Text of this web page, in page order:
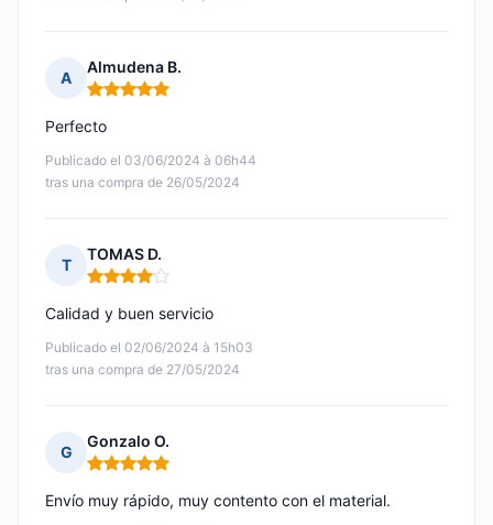
A
Almudena B.
Nota: 5 de 5
Publicado el 03/06/2024 à 06h44
tras una compra de 26/05/2024
Perfecto
T
TOMAS D.
Nota: 4 de 5
Publicado el 02/06/2024 à 15h03
tras una compra de 27/05/2024
Calidad y buen servicio
G
Gonzalo O.
Nota: 5 de 5
Envío muy rápido, muy contento con el material.